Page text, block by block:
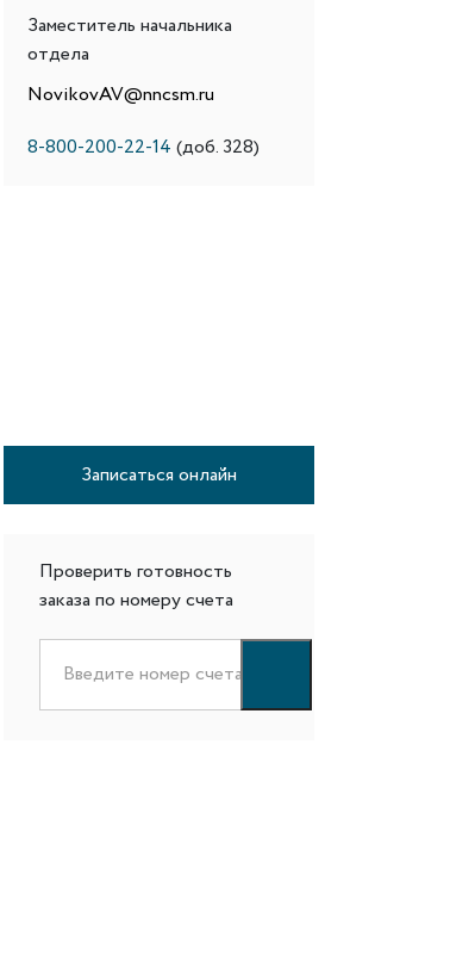
Заместитель начальника
отдела
NovikovAV@nncsm.ru
8-800-200-22-14 (доб. 328)
Записаться онлайн
Проверить готовность
заказа по номеру счета